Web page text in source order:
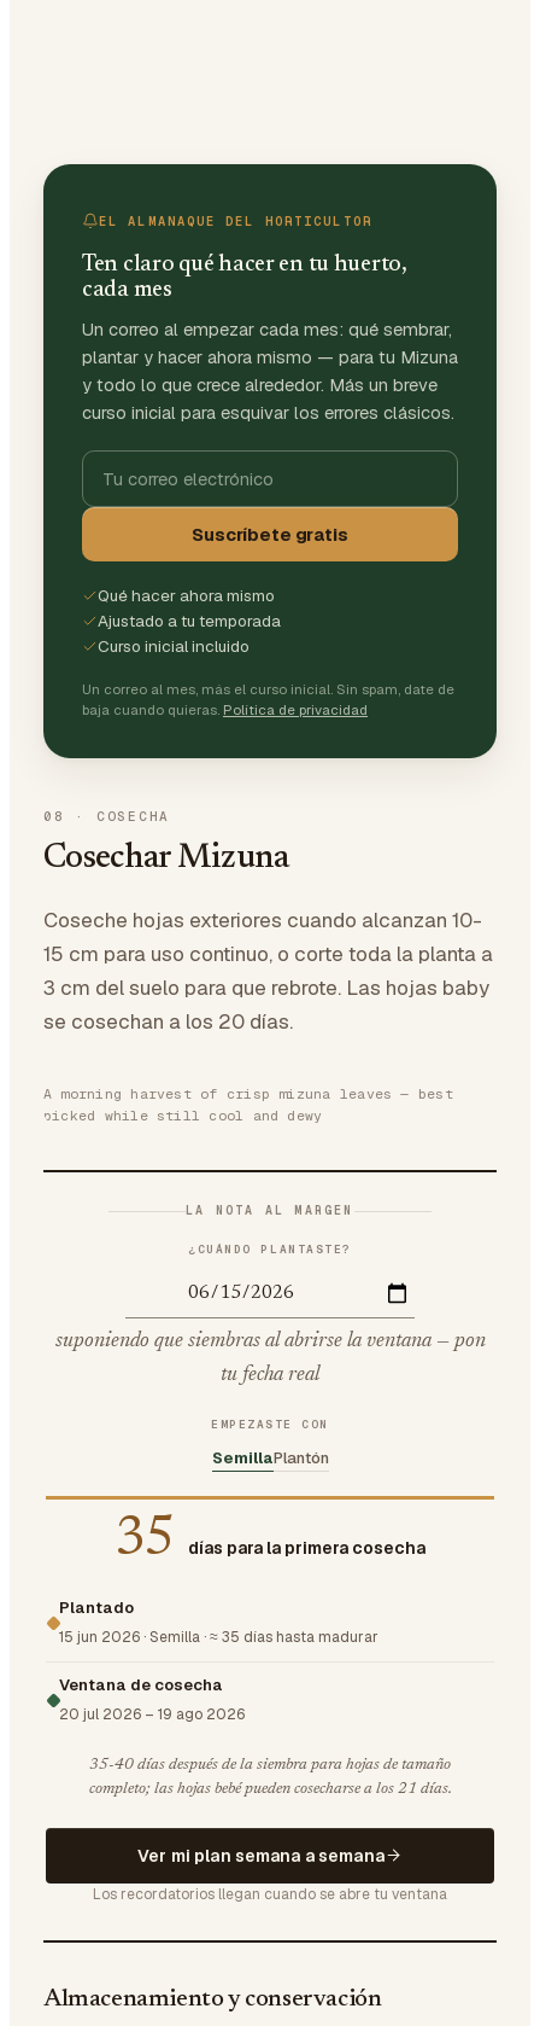
EL ALMANAQUE DEL HORTICULTOR
Ten claro qué hacer en tu huerto,
cada mes
Un correo al empezar cada mes: qué sembrar,
plantar y hacer ahora mismo — para tu Mizuna
y todo lo que crece alrededor. Más un breve
curso inicial para esquivar los errores clásicos.
Suscríbete gratis
Qué hacer ahora mismo
Ajustado a tu temporada
Curso inicial incluido
Un correo al mes, más el curso inicial. Sin spam, date de
baja cuando quieras. Política de privacidad
08 · COSECHA
Cosechar Mizuna
Coseche hojas exteriores cuando alcanzan 10-
15 cm para uso continuo, o corte toda la planta a
3 cm del suelo para que rebrote. Las hojas baby
se cosechan a los 20 días.
A morning harvest of crisp mizuna leaves — best
picked while still cool and dewy
LA NOTA AL MARGEN
¿CUÁNDO PLANTASTE?
suponiendo que siembras al abrirse la ventana — pon
tu fecha real
EMPEZASTE CON
SemillaPlantón
35 días para la primera cosecha
Plantado
15 jun 2026 ·Semilla ·≈ 35 días hasta madurar
Ventana de cosecha
20 jul 2026 – 19 ago 2026
35-40 días después de la siembra para hojas de tamaño
completo; las hojas bebé pueden cosecharse a los 21 días.
Ver mi plan semana a semana
Los recordatorios llegan cuando se abre tu ventana
Almacenamiento y conservación